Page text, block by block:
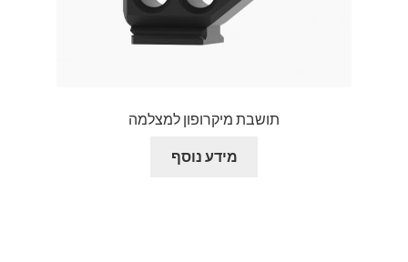
תושבת מיקרופון למצלמה
מידע נוסף